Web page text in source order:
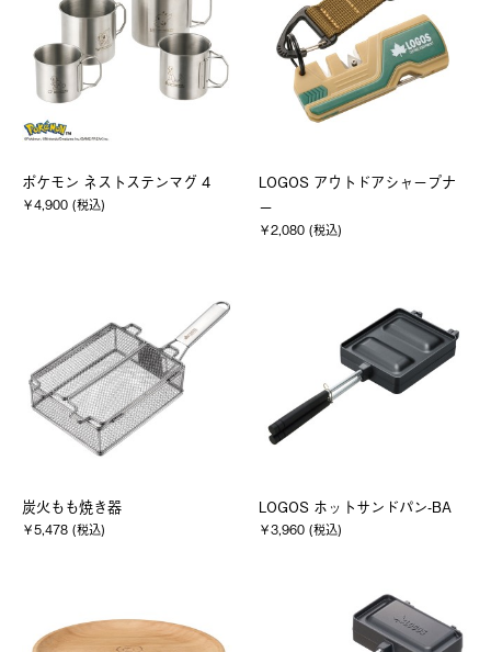
ポケモン ネストステンマグ 4
￥4,900 (税込)
LOGOS アウトドアシャープナ
ー
￥2,080 (税込)
炭火もも焼き器
￥5,478 (税込)
LOGOS ホットサンドパン-BA
￥3,960 (税込)